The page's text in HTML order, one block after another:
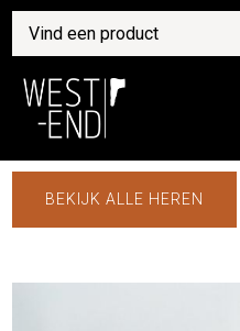
BEKIJK ALLE HEREN